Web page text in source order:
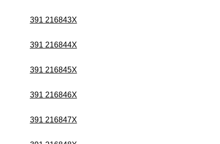
391 216843X
391 216844X
391 216845X
391 216846X
391 216847X